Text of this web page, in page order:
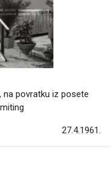
na povratku iz posete
27.4.1961.